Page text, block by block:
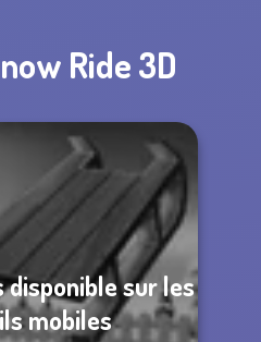
Ride 3D
disponible sur les
mobiles